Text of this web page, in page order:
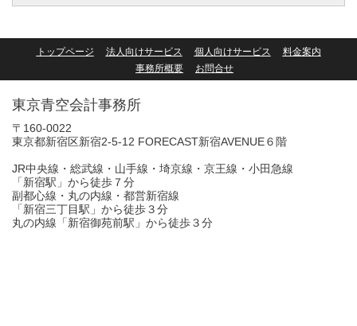
トップページ 法人向けサービス 個人向けサービス
料金案内
事務所概要
お問合せ
東京青空会計事務所
〒160-0022
東京都新宿区新宿2-5-12 FORECAST新宿AVENUE６階
JR中央線・総武線・山手線・埼京線・京王線・小田急線
「新宿駅」から徒歩７分
副都心線・丸の内線・都営新宿線
「新宿三丁目駅」から徒歩３分
丸の内線「新宿御苑前駅」から徒歩３分